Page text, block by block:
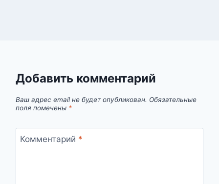
Добавить комментарий
Ваш адрес email не будет опубликован. Обязательные
поля помечены *
Комментарий *